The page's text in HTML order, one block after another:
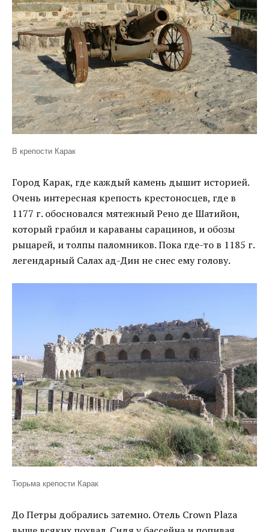
В крепости Карак
Город Карак, где каждый камень дышит историей.
Очень интересная крепость крестоносцев, где в
1177 г. обосновался мятежный Рено де Шатийон,
который грабил и караваны сарацинов, и обозы
рыцарей, и толпы паломников. Пока где-то в 1185 г.
легендарный Салах ад-Дин не снес ему голову.
Тюрьма крепости Карак
До Петры добрались затемно. Отель Crown Plaza